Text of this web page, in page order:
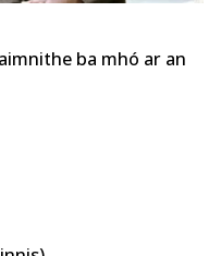
ba mhó ar an